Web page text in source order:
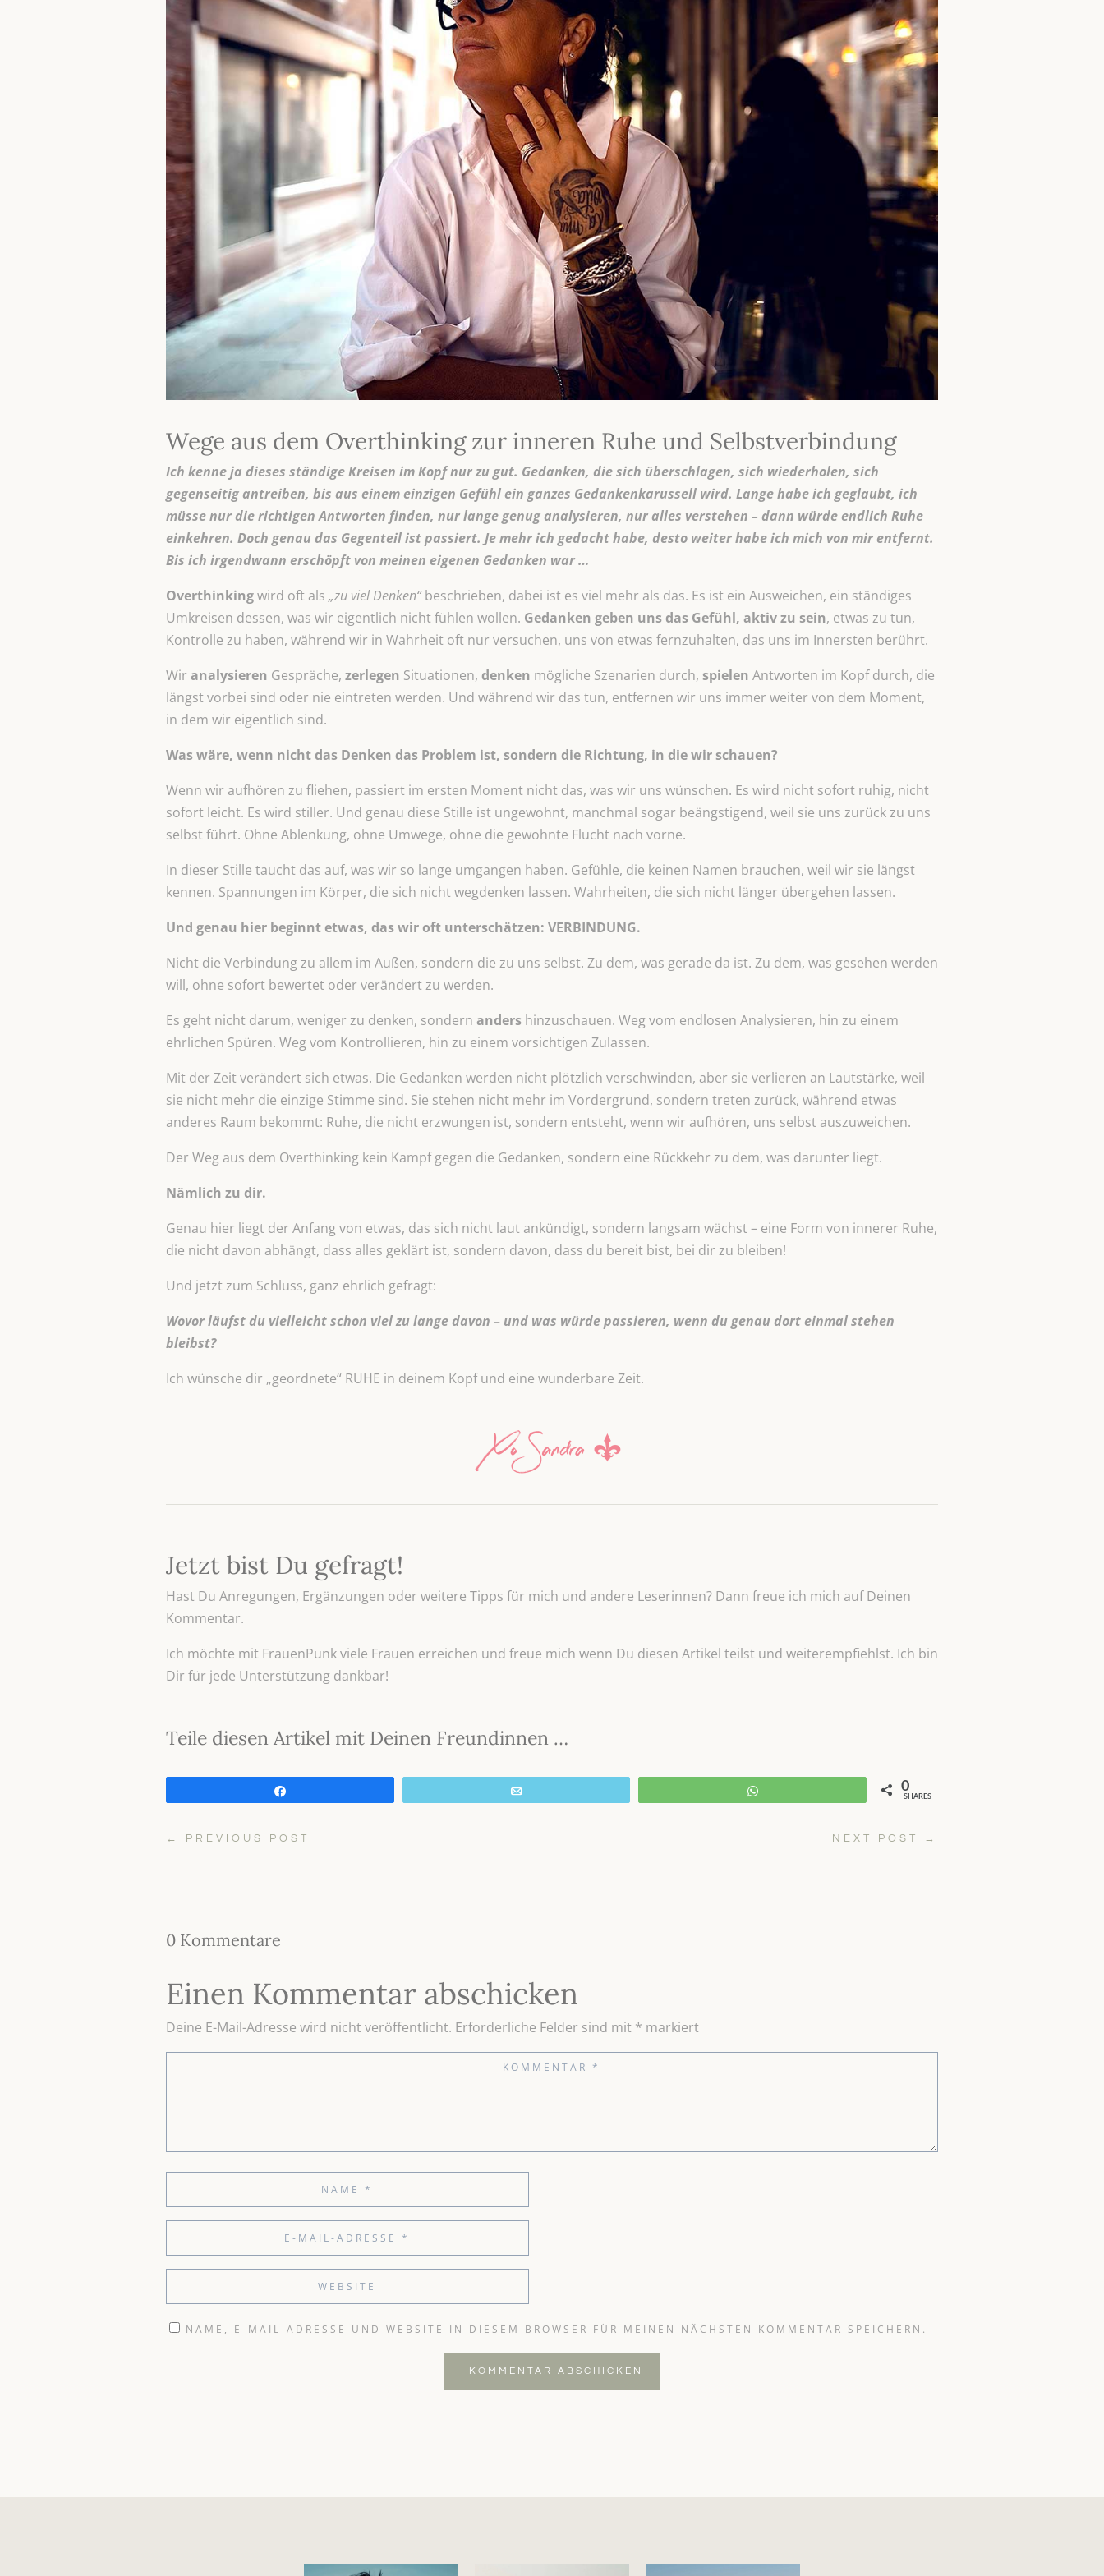
Wege aus dem Overthinking zur inneren Ruhe und Selbstverbindung
Ich kenne ja dieses ständige Kreisen im Kopf nur zu gut. Gedanken, die sich überschlagen, sich wiederholen, sich
gegenseitig antreiben, bis aus einem einzigen Gefühl ein ganzes Gedankenkarussell wird. Lange habe ich geglaubt, ich
müsse nur die richtigen Antworten finden, nur lange genug analysieren, nur alles verstehen – dann würde endlich Ruhe
einkehren. Doch genau das Gegenteil ist passiert. Je mehr ich gedacht habe, desto weiter habe ich mich von mir entfernt.
Bis ich irgendwann erschöpft von meinen eigenen Gedanken war …
Overthinkingwird oft als „zu viel Denken“beschrieben, dabei ist es viel mehr als das. Es ist ein Ausweichen, ein ständiges
Umkreisen dessen, was wir eigentlich nicht fühlen wollen. Gedanken geben uns das Gefühl, aktiv zu sein, etwas zu tun,
Kontrolle zu haben, während wir in Wahrheit oft nur versuchen, uns von etwas fernzuhalten, das uns im Innersten berührt.
Wir analysieren Gespräche, zerlegen Situationen, denken mögliche Szenarien durch, spielen Antworten im Kopf durch, die
längst vorbei sind oder nie eintreten werden. Und während wir das tun, entfernen wir uns immer weiter von dem Moment,
in dem wir eigentlich sind.
Was wäre, wenn nicht das Denken das Problem ist, sondern die Richtung, in die wir schauen?
Wenn wir aufhören zu fliehen, passiert im ersten Moment nicht das, was wir uns wünschen. Es wird nicht sofort ruhig, nicht
sofort leicht. Es wird stiller. Und genau diese Stille ist ungewohnt, manchmal sogar beängstigend, weil sie uns zurück zu uns
selbst führt. Ohne Ablenkung, ohne Umwege, ohne die gewohnte Flucht nach vorne.
In dieser Stille taucht das auf, was wir so lange umgangen haben. Gefühle, die keinen Namen brauchen, weil wir sie längst
kennen. Spannungen im Körper, die sich nicht wegdenken lassen. Wahrheiten, die sich nicht länger übergehen lassen.
Und genau hier beginnt etwas, das wir oft unterschätzen: VERBINDUNG.
Nicht die Verbindung zu allem im Außen, sondern die zu uns selbst. Zu dem, was gerade da ist. Zu dem, was gesehen werden
will, ohne sofort bewertet oder verändert zu werden.
Es geht nicht darum, weniger zu denken, sondern andershinzuschauen. Weg vom endlosen Analysieren, hin zu einem
ehrlichen Spüren. Weg vom Kontrollieren, hin zu einem vorsichtigen Zulassen.
Mit der Zeit verändert sich etwas. Die Gedanken werden nicht plötzlich verschwinden, aber sie verlieren an Lautstärke, weil
sie nicht mehr die einzige Stimme sind. Sie stehen nicht mehr im Vordergrund, sondern treten zurück, während etwas
anderes Raum bekommt: Ruhe, die nicht erzwungen ist, sondern entsteht, wenn wir aufhören, uns selbst auszuweichen.
Der Weg aus dem Overthinking kein Kampf gegen die Gedanken, sondern eine Rückkehr zu dem, was darunter liegt.
Nämlich zu dir.
Genau hier liegt der Anfang von etwas, das sich nicht laut ankündigt, sondern langsam wächst – eine Form von innerer Ruhe,
die nicht davon abhängt, dass alles geklärt ist, sondern davon, dass du bereit bist, bei dir zu bleiben!
Und jetzt zum Schluss, ganz ehrlich gefragt:
Wovor läufst du vielleicht schon viel zu lange davon – und was würde passieren, wenn du genau dort einmal stehen
bleibst?
Ich wünsche dir „geordnete“ RUHE in deinem Kopf und eine wunderbare Zeit.
Jetzt bist Du gefragt!
Hast Du Anregungen, Ergänzungen oder weitere Tipps für mich und andere Leserinnen? Dann freue ich mich auf Deinen
Kommentar.
Ich möchte mit FrauenPunk viele Frauen erreichen und freue mich wenn Du diesen Artikel teilst und weiterempfiehlst. Ich bin
Dir für jede Unterstützung dankbar!
Teile diesen Artikel mit Deinen Freundinnen …
0
SHARES
← PREVIOUS POST NEXT POST →
0 Kommentare
Einen Kommentar abschicken
Deine E-Mail-Adresse wird nicht veröffentlicht. Erforderliche Felder sind mit * markiert
NAME, E-MAIL-ADRESSE UND WEBSITE IN DIESEM BROWSER FÜR MEINEN NÄCHSTEN KOMMENTAR SPEICHERN.
KOMMENTAR ABSCHICKEN